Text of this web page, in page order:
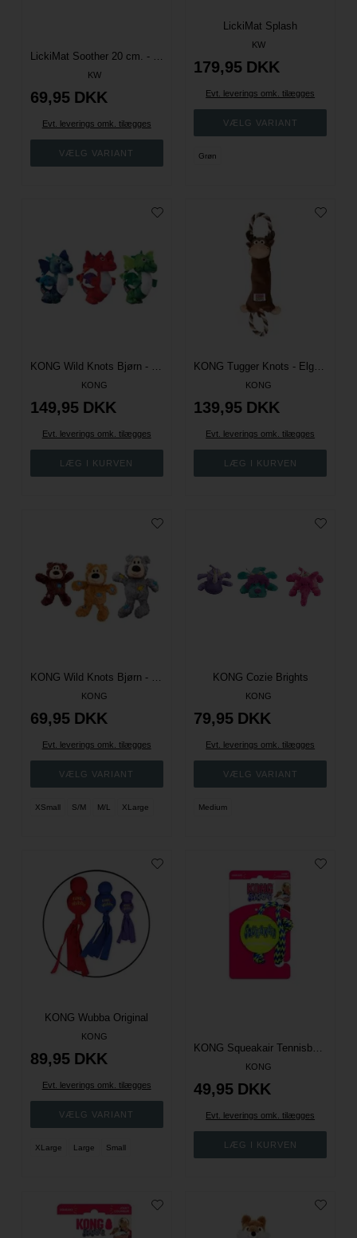
KW
69,95 DKK
Evt. leverings omk. tilægges
LickiMat Splash
KW
179,95 DKK
Evt. leverings omk. tilægges
Grøn
KONG Wild Knots Bjørn - Flere Størrelser
KONG
149,95 DKK
Evt. leverings omk. tilægges
KONG Tugger Knots - Elg - L
KONG
139,95 DKK
Evt. leverings omk. tilægges
KONG
69,95 DKK
Evt. leverings omk. tilægges
XSmall S/M M/L XLarge
KONG Cozie Brights
KONG
79,95 DKK
Evt. leverings omk. tilægges
Medium
KONG Wubba Original
KONG
89,95 DKK
Evt. leverings omk. tilægges
XLarge Large Small
KONG Squeakair Tennisbolde m/reb - 7 cm.
KONG
49,95 DKK
Evt. leverings omk. tilægges